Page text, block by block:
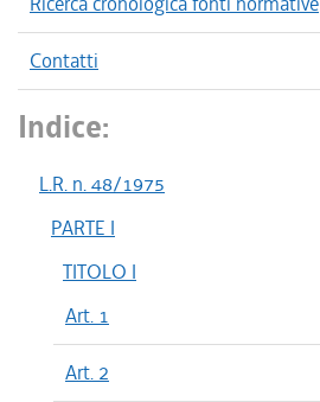
Contatti
Indice:
L.R. n. 48/1975
PARTE I
TITOLO I
Art. 1
Art. 2